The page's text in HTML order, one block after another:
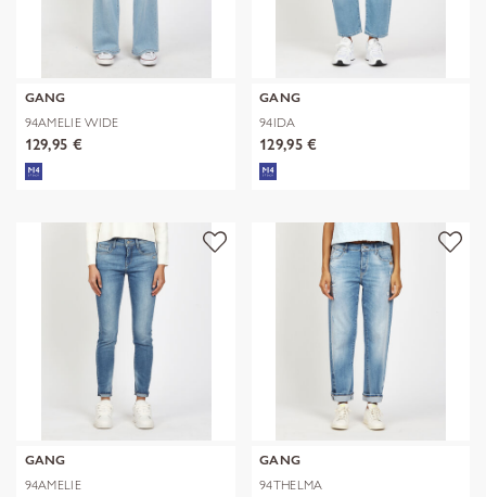
GANG
94AMELIE WIDE
129,95 €
GANG
94IDA
129,95 €
GANG
94AMELIE
GANG
94THELMA